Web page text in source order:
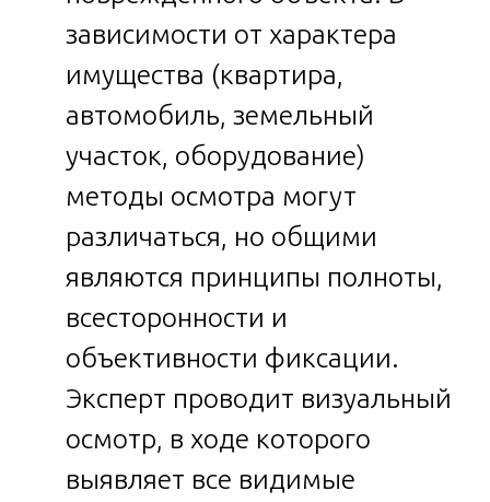
зависимости от характера
имущества (квартира,
автомобиль, земельный
участок, оборудование)
методы осмотра могут
различаться, но общими
являются принципы полноты,
всесторонности и
объективности фиксации.
Эксперт проводит визуальный
осмотр, в ходе которого
выявляет все видимые